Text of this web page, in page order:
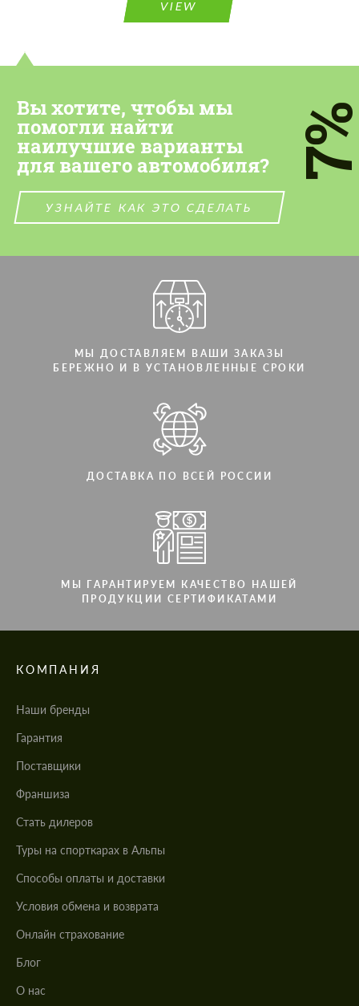
VIEW
Вы хотите, чтобы мы
помогли найти
наилучшие варианты
для вашего автомобиля?
УЗНАЙТЕ КАК ЭТО СДЕЛАТЬ
МЫ ДОСТАВЛЯЕМ ВАШИ ЗАКАЗЫ
БЕРЕЖНО И В УСТАНОВЛЕННЫЕ СРОКИ
ДОСТАВКА ПО ВСЕЙ РОССИИ
МЫ ГАРАНТИРУЕМ КАЧЕСТВО НАШЕЙ
ПРОДУКЦИИ СЕРТИФИКАТАМИ
КОМПАНИЯ
Наши бренды
Гарантия
Поставщики
Франшиза
Стать дилеров
Туры на спорткарах в Альпы
Cпособы оплаты и доставки
Условия обмена и возврата
Онлайн страхование
Блог
О нас